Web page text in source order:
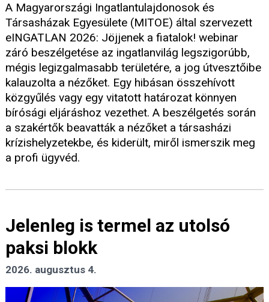
A Magyarországi Ingatlantulajdonosok és
Társasházak Egyesülete (MITOE) által szervezett
eINGATLAN 2026: Jöjjenek a fiatalok! webinar
záró beszélgetése az ingatlanvilág legszigorúbb,
mégis legizgalmasabb területére, a jog útvesztőibe
kalauzolta a nézőket. Egy hibásan összehívott
közgyűlés vagy egy vitatott határozat könnyen
bírósági eljáráshoz vezethet. A beszélgetés során
a szakértők beavatták a nézőket a társasházi
krízishelyzetekbe, és kiderült, miről ismerszik meg
a profi ügyvéd.
Jelenleg is termel az utolsó
paksi blokk
2026. augusztus 4.